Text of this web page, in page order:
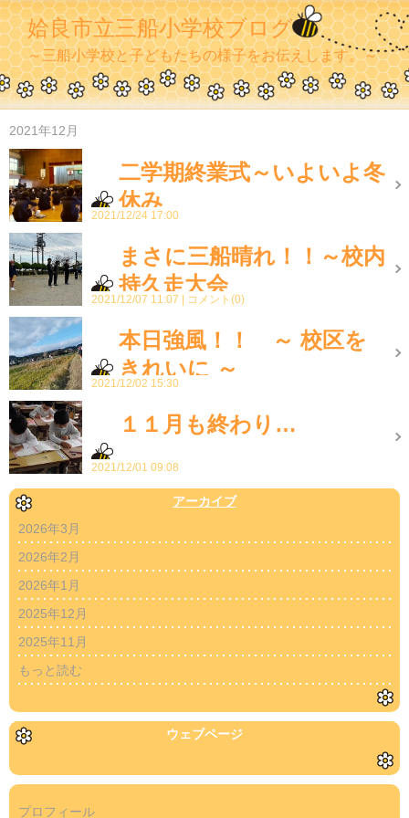
姶良市立三船小学校ブログ
～三船小学校と子どもたちの様子をお伝えします。～
2021年12月
二学期終業式～いよいよ冬
休み
2021/12/24 17:00
まさに三船晴れ！！～校内
持久走大会
2021/12/07 11:07 コメント(0)
本日強風！！ ～ 校区を
きれいに ～
2021/12/02 15:30
１１月も終わり…
2021/12/01 09:08
アーカイブ
2026年3月
2026年2月
2026年1月
2025年12月
2025年11月
もっと読む
ウェブページ
プロフィール